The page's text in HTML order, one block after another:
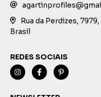
Rua da Perdizes,
Brasil
REDES SOCIAIS